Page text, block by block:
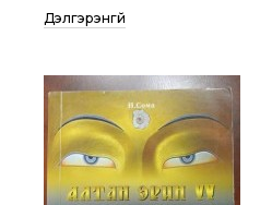
Дэлгэрэнгүй